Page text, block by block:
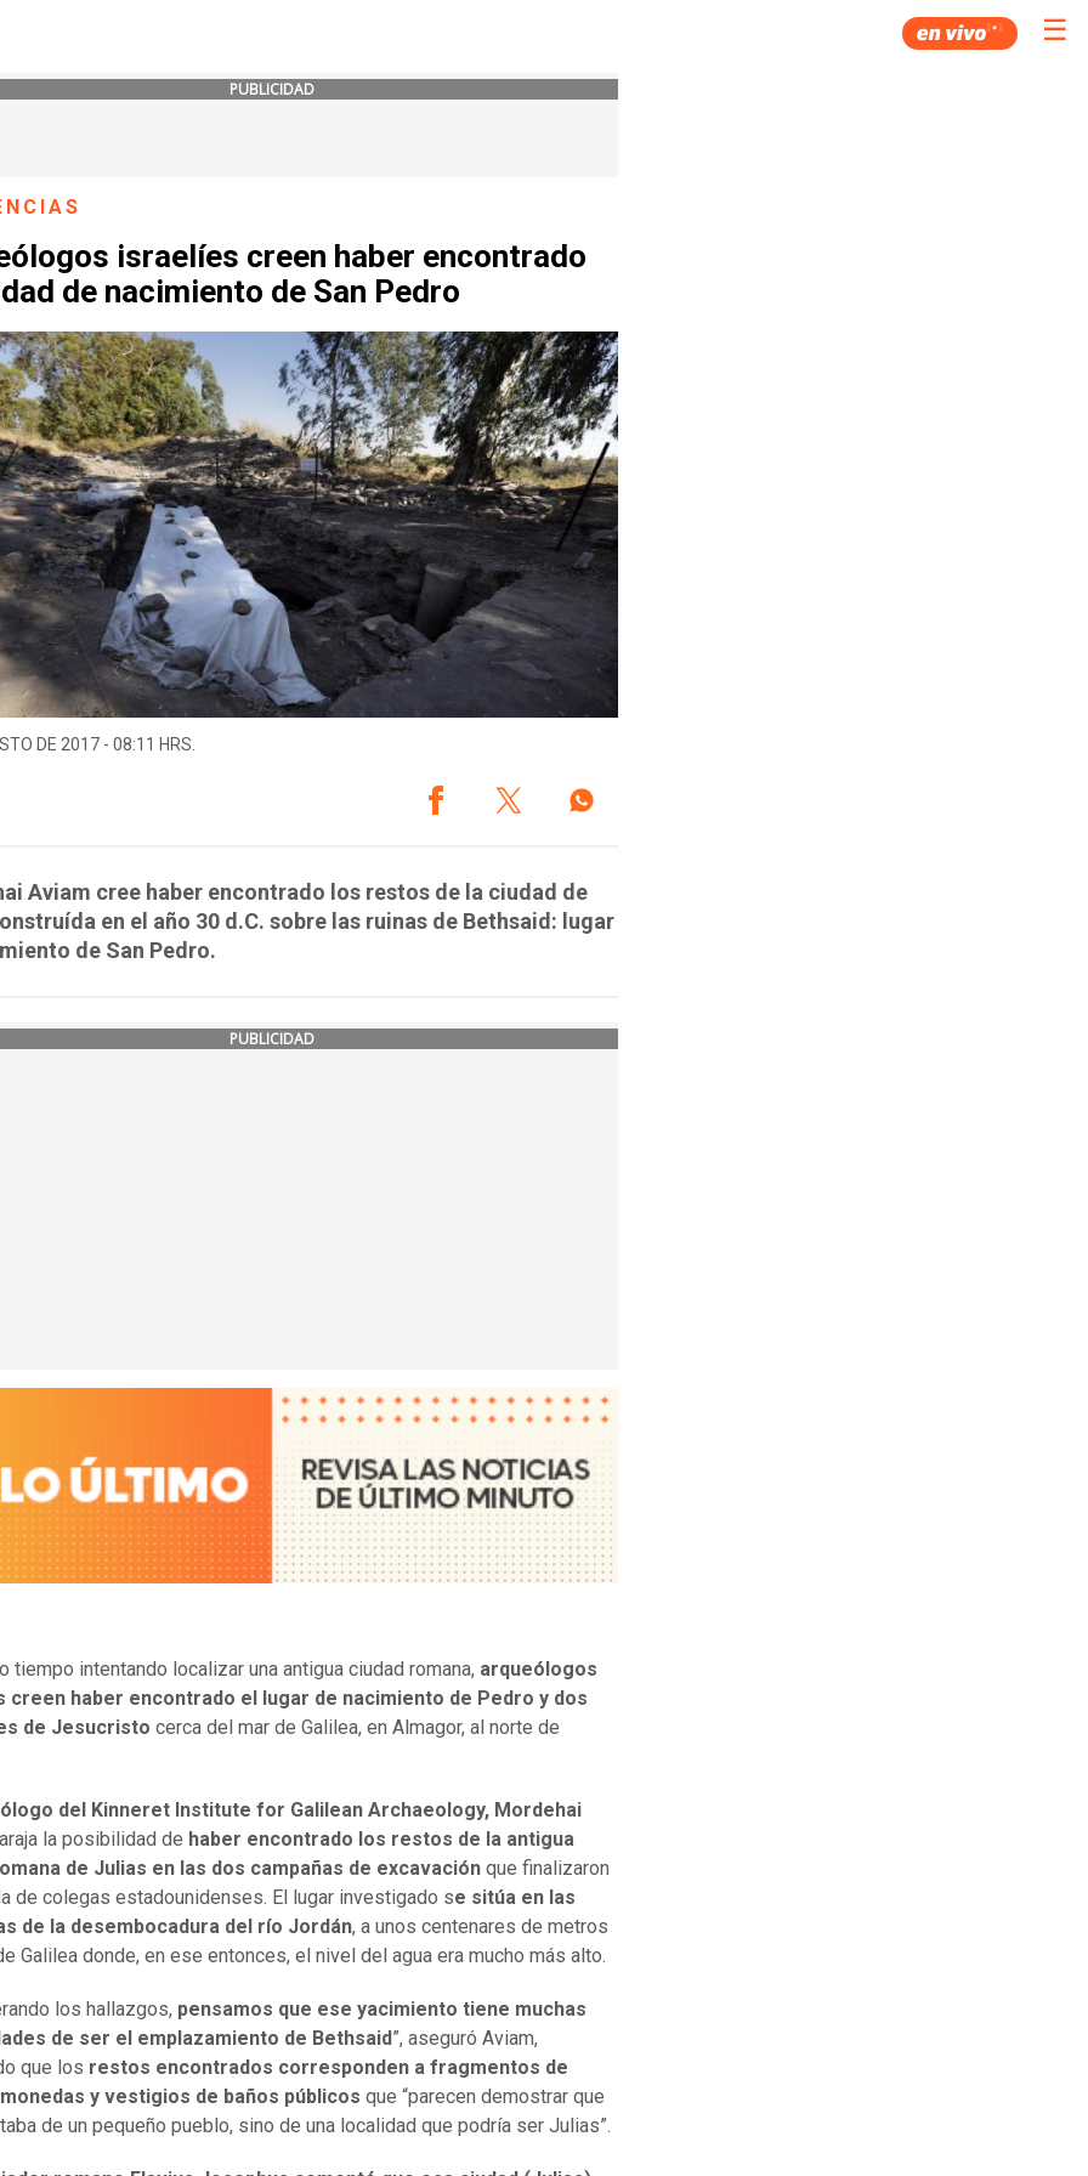
☰
PUBLICIDAD
israelíes creen haber encontrado
de nacimiento de San Pedro
DE 2017 - 08:11 HRS.
Aviam cree haber encontrado los restos de la ciudad de
en el año 30 d.C. sobre las ruinas de Bethsaid: lugar
de San Pedro.
PUBLICIDAD
tiempo intentando localizar una antigua ciudad romana, arqueólogos
creen haber encontrado el lugar de nacimiento de Pedro y dos
de Jesucristo cerca del mar de Galilea, en Almagor, al norte de
del Kinneret Institute for Galilean Archaeology, Mordehai
la posibilidad de haber encontrado los restos de la antigua
de Julias en las dos campañas de excavación que finalizaron
de colegas estadounidenses. El lugar investigado se sitúa en las
de la desembocadura del río Jordán, a unos centenares de metros
Galilea donde, en ese entonces, el nivel del agua era mucho más alto.
los hallazgos, pensamos que ese yacimiento tiene muchas
de ser el emplazamiento de Bethsaid”, aseguró Aviam,
que los restos encontrados corresponden a fragmentos de
y vestigios de baños públicos que “parecen demostrar que
de un pequeño pueblo, sino de una localidad que podría ser Julias”.